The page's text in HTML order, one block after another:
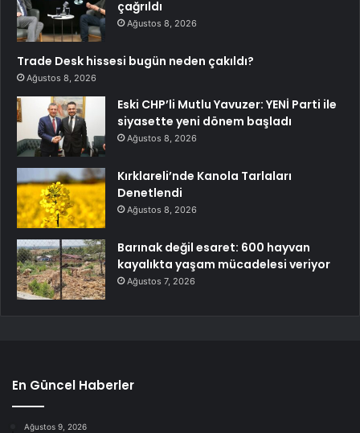
çağrıldı
Ağustos 8, 2026
Trade Desk hissesi bugün neden çakıldı?
Ağustos 8, 2026
Eski CHP’li Mutlu Yavuzer: YENİ Parti ile
siyasette yeni dönem başladı
Ağustos 8, 2026
Kırklareli’nde Kanola Tarlaları
Denetlendi
Ağustos 8, 2026
Barınak değil esaret: 600 hayvan
kayalıkta yaşam mücadelesi veriyor
Ağustos 7, 2026
En Güncel Haberler
Ağustos 9, 2026